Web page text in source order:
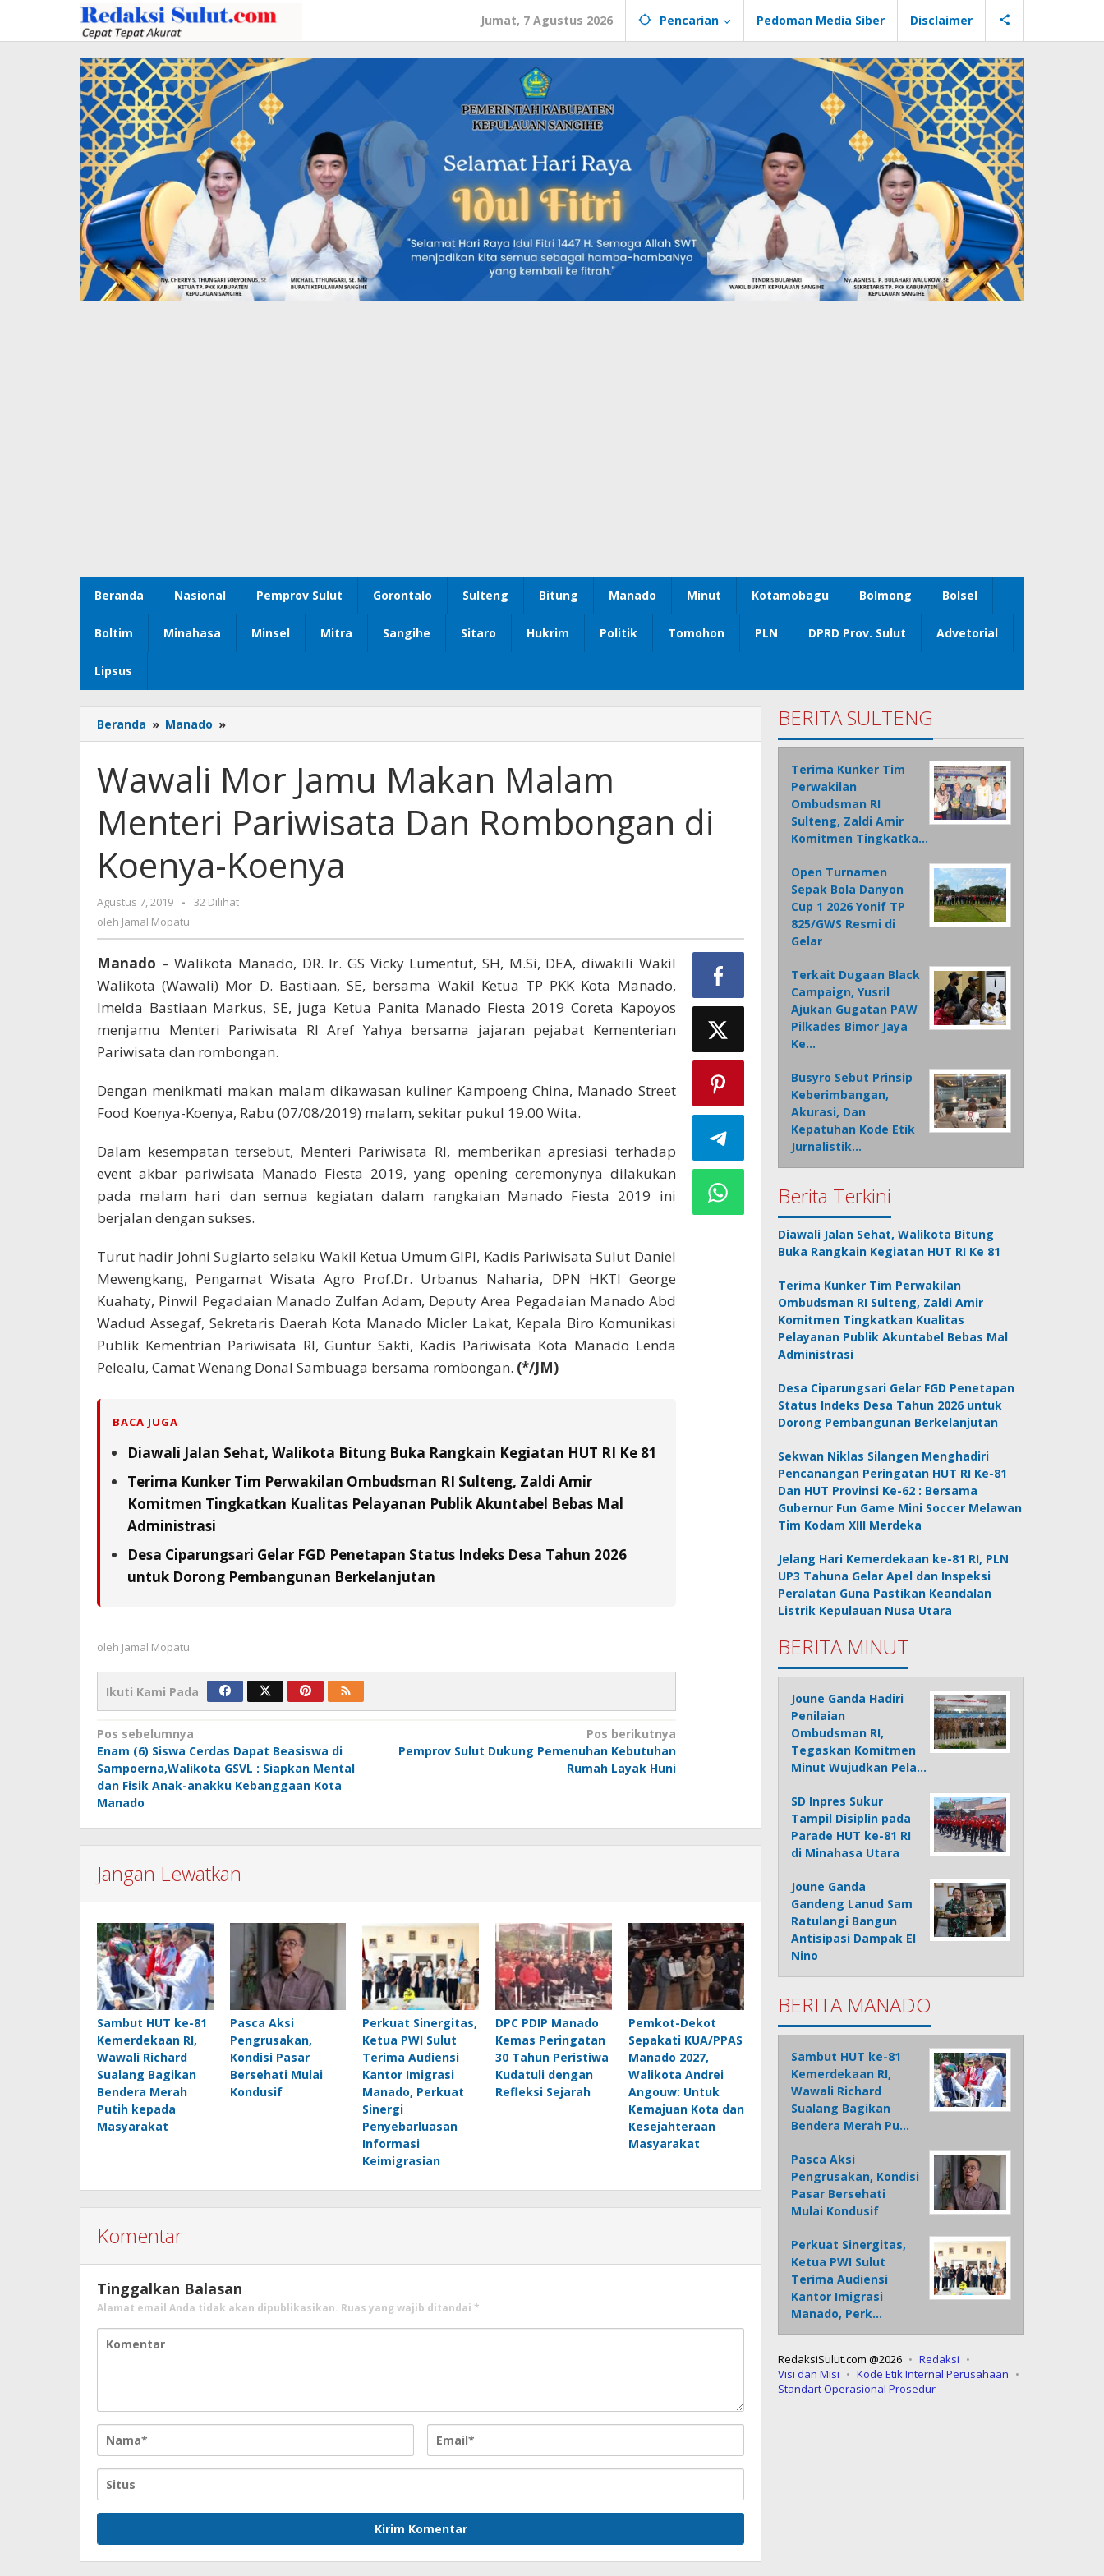
konten
Jumat, 7 Agustus 2026 Pencarian Pedoman Media Siber Disclaimer
Beranda Nasional Pemprov Sulut Gorontalo Sulteng Bitung Manado Minut Kotamobagu Bolmong Bolsel
Boltim Minahasa Minsel Mitra Sangihe Sitaro Hukrim Politik Tomohon PLN DPRD Prov. Sulut Advetorial
Lipsus
Beranda » Manado »
Mor
Makan
Malam
Menteri
Pariwisata
Rombongan
di
Koenya-
Wawali Mor Jamu Makan Malam
Menteri Pariwisata Dan Rombongan di
Koenya-Koenya
Agustus 7, 2019
oleh
Jamal
-
32 Dilihat
oleh Jamal Mopatu
Manado – Walikota Manado, DR. Ir. GS Vicky Lumentut, SH, M.Si, DEA, diwakili Wakil
Walikota (Wawali) Mor D. Bastiaan, SE, bersama Wakil Ketua TP PKK Kota Manado,
Imelda Bastiaan Markus, SE, juga Ketua Panita Manado Fiesta 2019 Coreta Kapoyos
menjamu Menteri Pariwisata RI Aref Yahya bersama jajaran pejabat Kementerian
Pariwisata dan rombongan.
Dengan menikmati makan malam dikawasan kuliner Kampoeng China, Manado Street
Food Koenya-Koenya, Rabu (07/08/2019) malam, sekitar pukul 19.00 Wita.
Dalam kesempatan tersebut, Menteri Pariwisata RI, memberikan apresiasi terhadap
event akbar pariwisata Manado Fiesta 2019, yang opening ceremonynya dilakukan
pada malam hari dan semua kegiatan dalam rangkaian Manado Fiesta 2019 ini
berjalan dengan sukses.
Turut hadir Johni Sugiarto selaku Wakil Ketua Umum GIPI, Kadis Pariwisata Sulut Daniel
Mewengkang, Pengamat Wisata Agro Prof.Dr. Urbanus Naharia, DPN HKTI George
Kuahaty, Pinwil Pegadaian Manado Zulfan Adam, Deputy Area Pegadaian Manado Abd
Wadud Assegaf, Sekretaris Daerah Kota Manado Micler Lakat, Kepala Biro Komunikasi
Publik Kementrian Pariwisata RI, Guntur Sakti, Kadis Pariwisata Kota Manado Lenda
Pelealu, Camat Wenang Donal Sambuaga bersama rombongan. (*/JM)
BACA JUGA
Diawali Jalan Sehat, Walikota Bitung Buka Rangkain Kegiatan HUT RI Ke 81
Terima Kunker Tim Perwakilan Ombudsman RI Sulteng, Zaldi Amir
Komitmen Tingkatkan Kualitas Pelayanan Publik Akuntabel Bebas Mal
Administrasi
Desa Ciparungsari Gelar FGD Penetapan Status Indeks Desa Tahun 2026
untuk Dorong Pembangunan Berkelanjutan
oleh Jamal Mopatu
Ikuti Kami Pada
Navigasi
pos
Pos sebelumnya
Enam (6) Siswa Cerdas Dapat Beasiswa di
Sampoerna,Walikota GSVL : Siapkan Mental
dan Fisik Anak-anakku Kebanggaan Kota
Manado
Pos berikutnya
Pemprov Sulut Dukung Pemenuhan Kebutuhan
Rumah Layak Huni
Jangan Lewatkan
Sambut HUT ke-81
Kemerdekaan RI,
Wawali Richard
Sualang Bagikan
Bendera Merah
Putih kepada
Masyarakat
Pasca Aksi
Pengrusakan,
Kondisi Pasar
Bersehati Mulai
Kondusif
Perkuat Sinergitas,
Ketua PWI Sulut
Terima Audiensi
Kantor Imigrasi
Manado, Perkuat
Sinergi
Penyebarluasan
Informasi
Keimigrasian
DPC PDIP Manado
Kemas Peringatan
30 Tahun Peristiwa
Kudatuli dengan
Refleksi Sejarah
Pemkot-Dekot
Sepakati KUA/PPAS
Manado 2027,
Walikota Andrei
Angouw: Untuk
Kemajuan Kota dan
Kesejahteraan
Masyarakat
Komentar
Tinggalkan Balasan
Alamat email Anda tidak akan dipublikasikan. Ruas yang wajib ditandai *
BERITA SULTENG
Terima Kunker Tim
Perwakilan
Ombudsman RI
Sulteng, Zaldi Amir
Komitmen Tingkatka…
Open Turnamen
Sepak Bola Danyon
Cup 1 2026 Yonif TP
825/GWS Resmi di
Gelar
Terkait Dugaan Black
Campaign, Yusril
Ajukan Gugatan PAW
Pilkades Bimor Jaya
Ke…
Busyro Sebut Prinsip
Keberimbangan,
Akurasi, Dan
Kepatuhan Kode Etik
Jurnalistik…
Berita Terkini
Diawali Jalan Sehat, Walikota Bitung
Buka Rangkain Kegiatan HUT RI Ke 81
Terima Kunker Tim Perwakilan
Ombudsman RI Sulteng, Zaldi Amir
Komitmen Tingkatkan Kualitas
Pelayanan Publik Akuntabel Bebas Mal
Administrasi
Desa Ciparungsari Gelar FGD Penetapan
Status Indeks Desa Tahun 2026 untuk
Dorong Pembangunan Berkelanjutan
Sekwan Niklas Silangen Menghadiri
Pencanangan Peringatan HUT RI Ke-81
Dan HUT Provinsi Ke-62 : Bersama
Gubernur Fun Game Mini Soccer Melawan
Tim Kodam XIII Merdeka
Jelang Hari Kemerdekaan ke-81 RI, PLN
UP3 Tahuna Gelar Apel dan Inspeksi
Peralatan Guna Pastikan Keandalan
Listrik Kepulauan Nusa Utara
BERITA MINUT
Joune Ganda Hadiri
Penilaian
Ombudsman RI,
Tegaskan Komitmen
Minut Wujudkan Pela…
SD Inpres Sukur
Tampil Disiplin pada
Parade HUT ke-81 RI
di Minahasa Utara
Joune Ganda
Gandeng Lanud Sam
Ratulangi Bangun
Antisipasi Dampak El
Nino
BERITA MANADO
Sambut HUT ke-81
Kemerdekaan RI,
Wawali Richard
Sualang Bagikan
Bendera Merah Pu…
Pasca Aksi
Pengrusakan, Kondisi
Pasar Bersehati
Mulai Kondusif
Perkuat Sinergitas,
Ketua PWI Sulut
Terima Audiensi
Kantor Imigrasi
Manado, Perk…
RedaksiSulut.com @2026
Redaksi
Visi dan Misi
Kode Etik Internal Perusahaan
Standart Operasional Prosedur